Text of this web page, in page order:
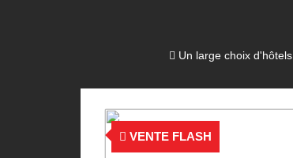
Un large choix d'hôtels